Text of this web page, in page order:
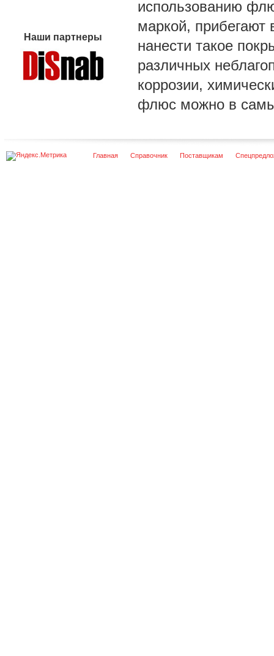
Наши партнеры
использованию
маркой, прибегают
нанести такое
различных
коррозии,
флюс можно в
Главная Справочник Поставщикам